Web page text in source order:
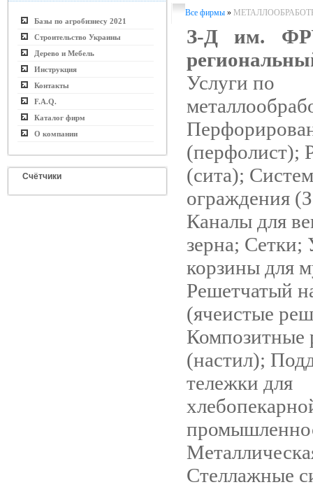
Базы по агробизнесу 2021
Строительство Украины
Дерево и Мебель
Инструкция
Контакты
F.A.Q.
Каталог фирм
О компании
Счётчики
Все фирмы »
З-Д им.
Услуги по
(перфолист);
(сита);
ограждения
Каналы для
зерна; Сетки;
корзины для
Решетчатый
(ячеистые
Композитные
(настил);
тележки для
Стеллажные